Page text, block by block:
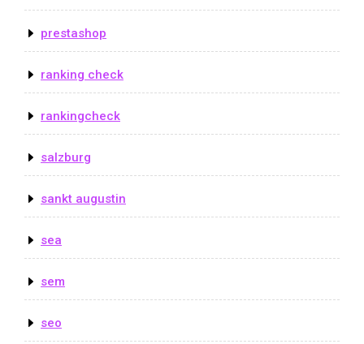
prestashop
ranking check
rankingcheck
salzburg
sankt augustin
sea
sem
seo